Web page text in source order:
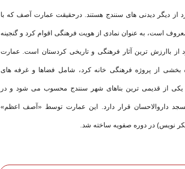
از دیگر دیدنی های سنندج هستند. درحقیقت عمارت آصف که با
است، به عنوان نمادی از هویت فرهنگی اقوام کرد و گنجینه
باارزش ترین آثار فرهنگی و تاریخی کردستان است. عمارت
بخشی از پروژه فرهنگی خانه کرد، شامل فضاها و غرفه های
از قدیمی ترین بناهای شهر سنندج محسوب می شود و در
داروالاحسان قرار دارد. این عمارت توسط «آصف اعظم»
نویس) در دوره صفویه ساخته شد.